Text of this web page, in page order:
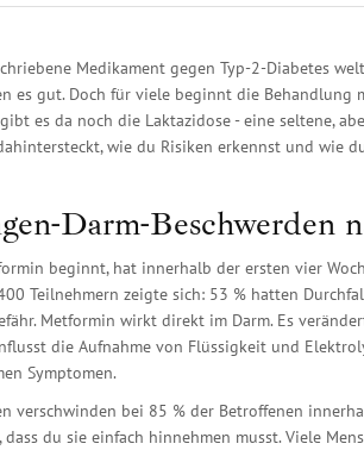
Medikament gegen Typ-2-Diabetes
es gut. Doch für viele beginnt die Behandlung
es da noch die Laktazidose - eine seltene,
wie du Risiken erkennst und wie
Darm-Beschwerden
beginnt, hat innerhalb der ersten vier
Teilnehmern zeigte sich: 53 % hatten
Metformin wirkt direkt im Darm. Es
die Aufnahme von Flüssigkeit und
Symptomen.
verschwinden bei 85 % der Betroffenen
du sie einfach hinnehmen musst. Viele